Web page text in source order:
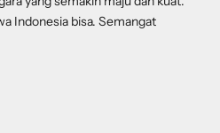
Indonesia bisa. Semangat